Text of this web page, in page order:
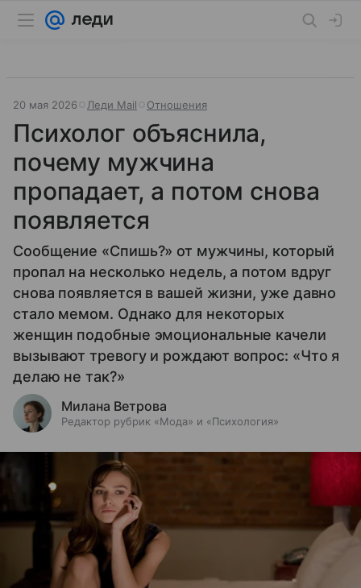
20 мая 2026 Леди Mail Отношения
Психолог объяснила,
почему мужчина
пропадает, а потом снова
появляется
Сообщение «Спишь?» от мужчины, который
пропал на несколько недель, а потом вдруг
снова появляется в вашей жизни, уже давно
стало мемом. Однако для некоторых
женщин подобные эмоциональные качели
вызывают тревогу и рождают вопрос: «Что я
делаю не так?»
Милана Ветрова
Редактор рубрик «Мода» и «Психология»